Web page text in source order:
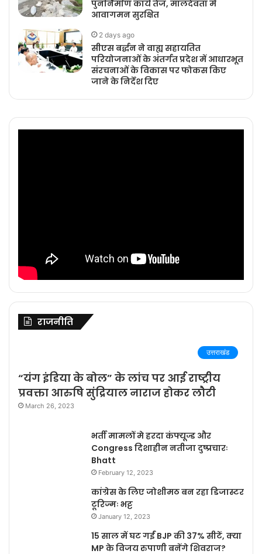
पुनर्निर्माण कार्य तेज, मालदेवता में
आवागमन सुरक्षित
2 days ago
सीएस बर्द्धन ने वाह्य सहायतित
परियोजनाओं के अंतर्गत प्रदेश में आधारभूत
संरचनाओं के विकास पर फोकस किए
जाने के निर्देश दिए
राजनीति
उत्तराखंड
“यंग इंडिया के बोल” के लांच पर आई राष्ट्रीय
प्रवक्ता आरुषि सुंद्रियाल नाराज होकर लौटी
March 26, 2023
भर्ती मामलों मे हरदा कंफ्यूज्ड और
Congress दिशाहीन नतीजा दुष्प्रचारः
Bhatt
February 12, 2023
कांग्रेस के लिए जोशीमठ बन रहा डिजास्टर
टूरिज्मः भट्ट
January 12, 2023
15 साल में घट गईं BJP की 37% सीटें, क्या
MP के विजय रुपाणी बनेंगे शिवराज?